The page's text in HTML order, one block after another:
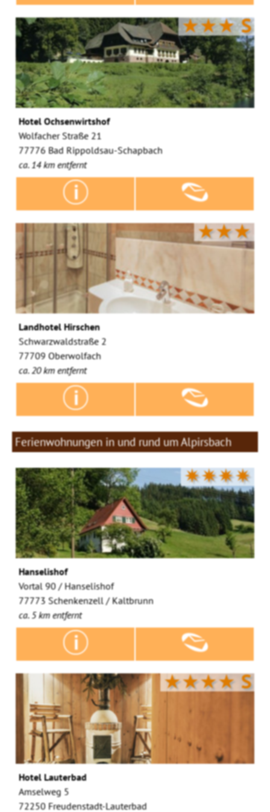
★★★S
Hotel Ochsenwirtshof
Wolfacher Straße 21
77776 Bad Rippoldsau-Schapbach
ca. 14 km entfernt
★★★
Landhotel Hirschen
Schwarzwaldstraße 2
77709 Oberwolfach
ca. 20 km entfernt
Ferienwohnungen in und rund um Alpirsbach
✷✷✷✷
Hanselishof
Vortal 90 / Hanselishof
77773 Schenkenzell / Kaltbrunn
ca. 5 km entfernt
★★★★S
Hotel Lauterbad
Amselweg 5
72250 Freudenstadt-Lauterbad